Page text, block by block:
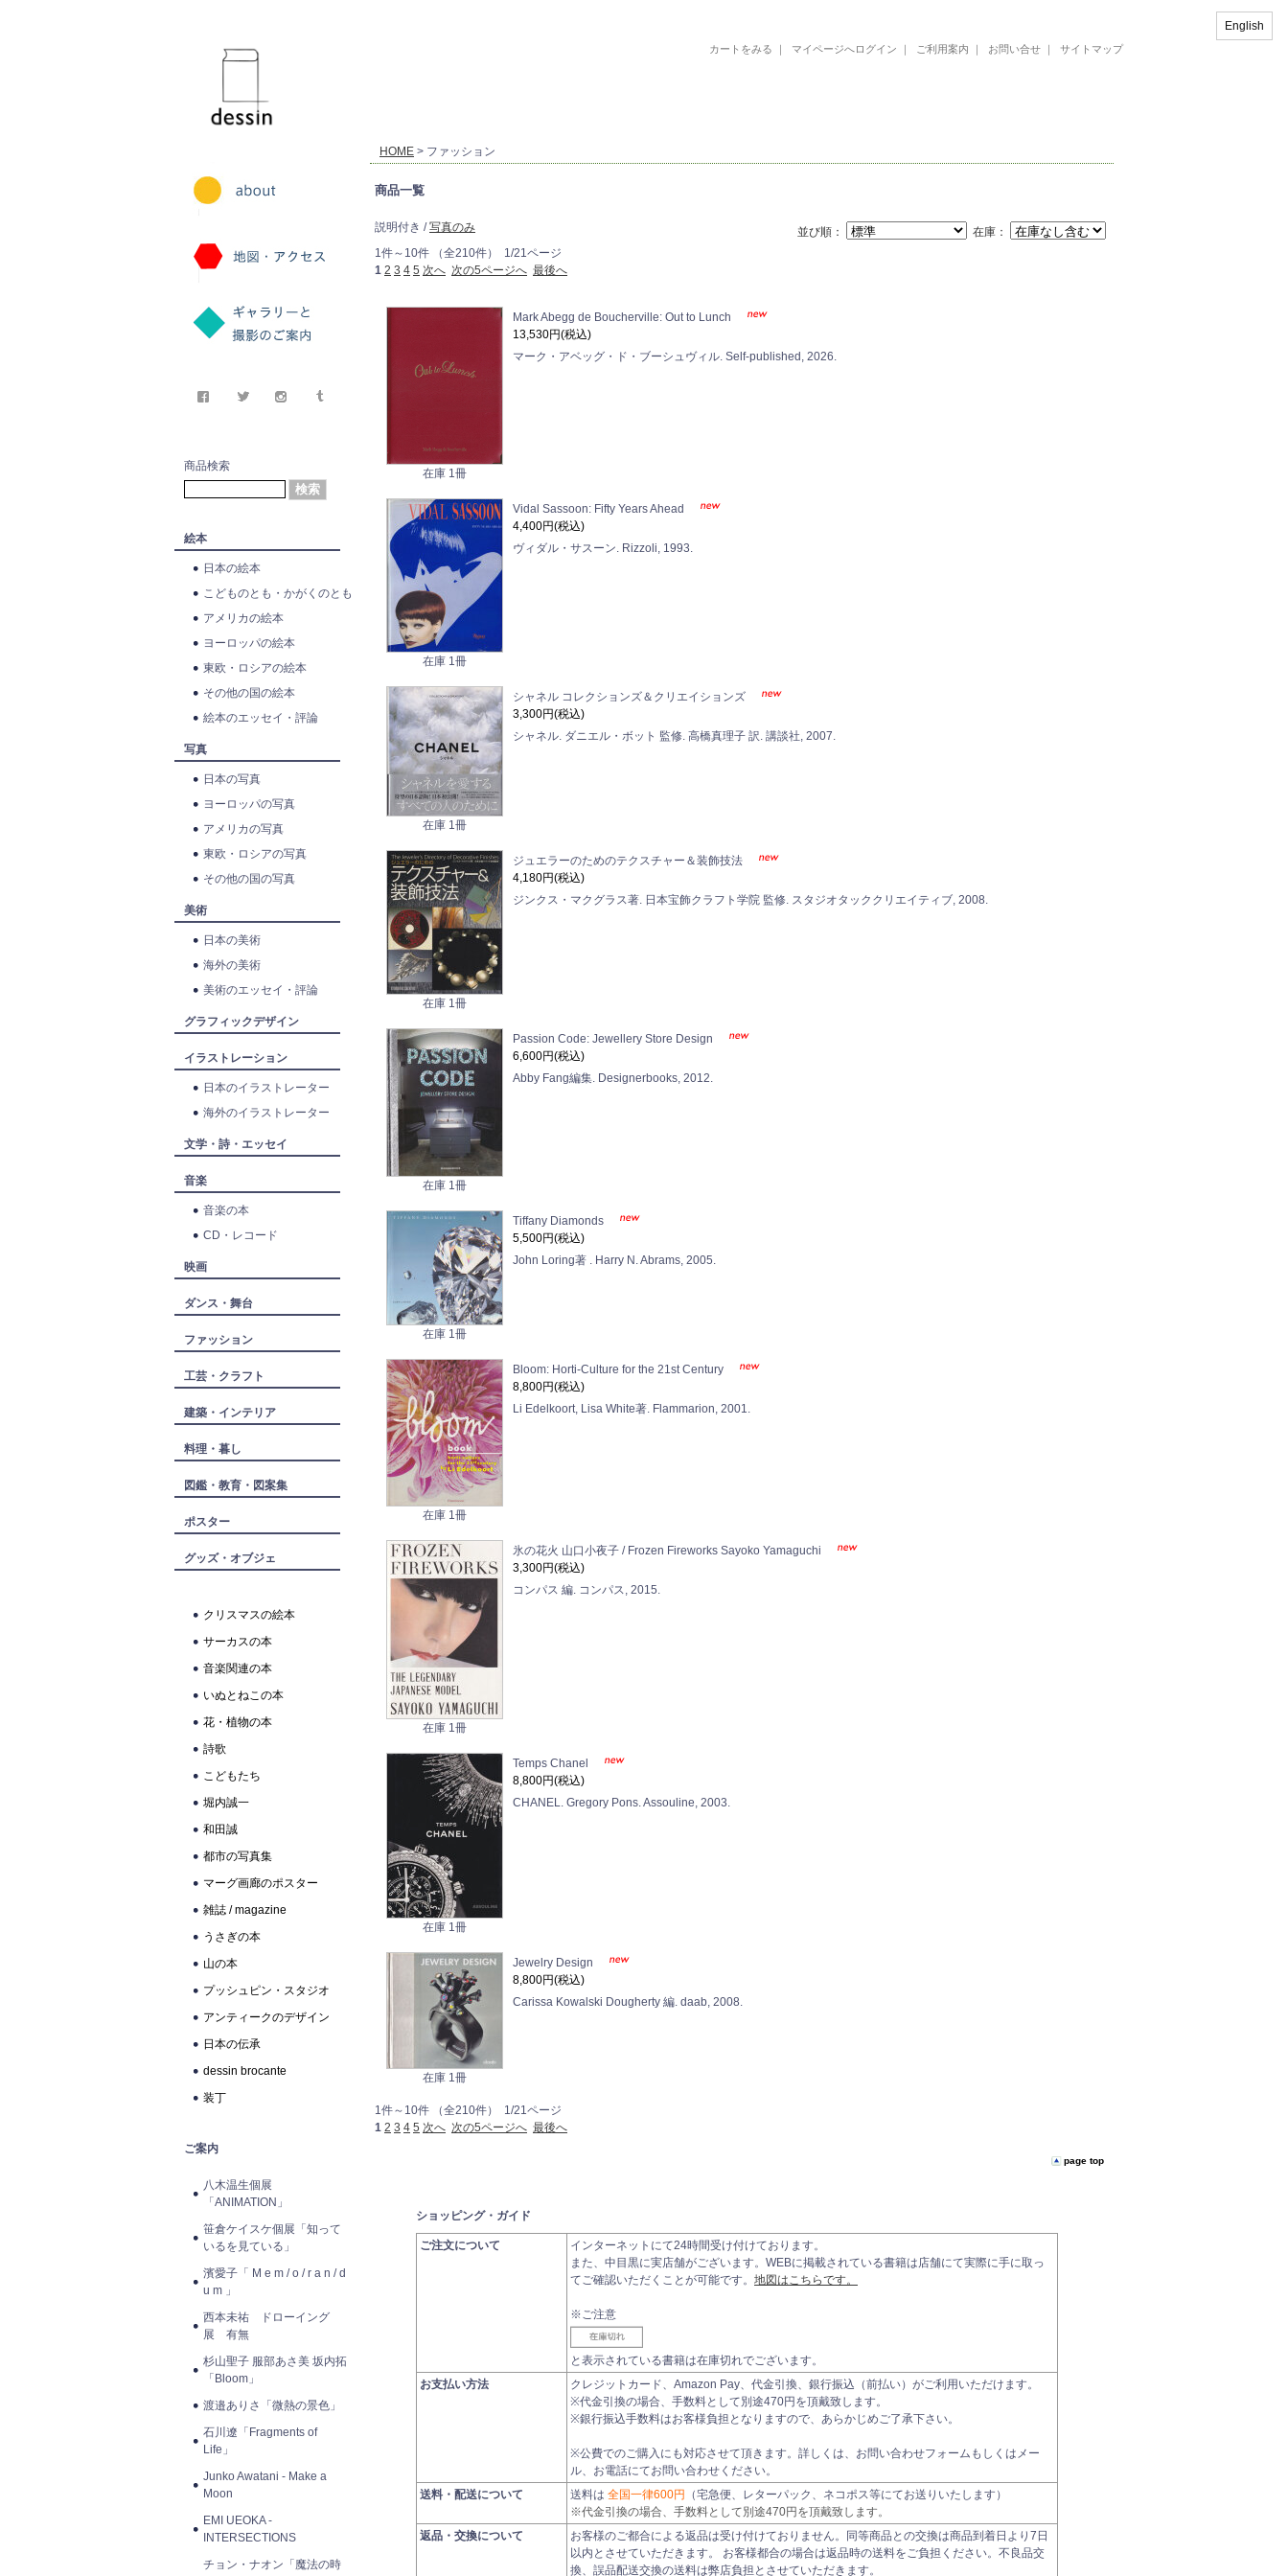
カートをみる ｜ マイページへログイン ｜ ご利用案内 ｜ お問い合せ ｜ サイトマップ
商品検索
絵本
日本の絵本
こどものとも・かがくのとも
アメリカの絵本
ヨーロッパの絵本
東欧・ロシアの絵本
その他の国の絵本
絵本のエッセイ・評論
写真
日本の写真
ヨーロッパの写真
アメリカの写真
東欧・ロシアの写真
その他の国の写真
美術
日本の美術
海外の美術
美術のエッセイ・評論
グラフィックデザイン
イラストレーション
日本のイラストレーター
海外のイラストレーター
文学・詩・エッセイ
音楽
音楽の本
CD・レコード
映画
ダンス・舞台
ファッション
工芸・クラフト
建築・インテリア
料理・暮し
図鑑・教育・図案集
ポスター
グッズ・オブジェ
クリスマスの絵本
サーカスの本
音楽関連の本
いぬとねこの本
花・植物の本
詩歌
こどもたち
堀内誠一
和田誠
都市の写真集
マーグ画廊のポスター
雑誌 / magazine
うさぎの本
山の本
プッシュピン・スタジオ
アンティークのデザイン
日本の伝承
dessin brocante
装丁
ご案内
八木温生個展
「ANIMATION」
笹倉ケイスケ個展「知って
いるを見ている」
濱愛子「 M e m / o / r a n / d
u m 」
西本未祐 ドローイング
展 有無
杉山聖子 服部あさ美 坂内拓
「Bloom」
渡邉ありさ「微熱の景色」
石川遼「Fragments of
Life」
Junko Awatani - Make a
Moon
EMI UEOKA -
INTERSECTIONS
チョン・ナオン「魔法の時
HOME > ファッション
商品一覧
在庫：
並び順：
説明付き /写真のみ
1件～10件 （全210件） 1/21ページ
1 2 3 4 5 次へ 次の5ページへ 最後へ
在庫 1冊
Mark Abegg de Boucherville: Out to Lunch
13,530円(税込)
マーク・アベッグ・ド・ブーシュヴィル. Self-published, 2026.
在庫 1冊
Vidal Sassoon: Fifty Years Ahead
4,400円(税込)
ヴィダル・サスーン. Rizzoli, 1993.
在庫 1冊
シャネル コレクションズ＆クリエイションズ
3,300円(税込)
シャネル. ダニエル・ボット 監修. 高橋真理子 訳. 講談社, 2007.
在庫 1冊
ジュエラーのためのテクスチャー＆装飾技法
4,180円(税込)
ジンクス・マクグラス著. 日本宝飾クラフト学院 監修. スタジオタッククリエイティブ, 2008.
在庫 1冊
Passion Code: Jewellery Store Design
6,600円(税込)
Abby Fang編集. Designerbooks, 2012.
在庫 1冊
Tiffany Diamonds
5,500円(税込)
John Loring著 . Harry N. Abrams, 2005.
在庫 1冊
Bloom: Horti-Culture for the 21st Century
8,800円(税込)
Li Edelkoort, Lisa White著. Flammarion, 2001.
在庫 1冊
氷の花火 山口小夜子 / Frozen Fireworks Sayoko Yamaguchi
3,300円(税込)
コンパス 編. コンパス, 2015.
在庫 1冊
Temps Chanel
8,800円(税込)
CHANEL. Gregory Pons. Assouline, 2003.
在庫 1冊
Jewelry Design
8,800円(税込)
Carissa Kowalski Dougherty 編. daab, 2008.
1件～10件 （全210件） 1/21ページ
1 2 3 4 5 次へ 次の5ページへ 最後へ
page top
ショッピング・ガイド
ご注文について
インターネットにて24時間受け付けております。
また、中目黒に実店舗がございます。WEBに掲載されている書籍は店舗にて実際に手に取っ
てご確認いただくことが可能です。 地図はこちらです。
※ご注意
と表示されている書籍は在庫切れでございます。
お支払い方法
クレジットカード、Amazon Pay、代金引換、銀行振込（前払い）がご利用いただけます。
※代金引換の場合、手数料として別途470円を頂戴致します。
※銀行振込手数料はお客様負担となりますので、あらかじめご了承下さい。
※公費でのご購入にも対応させて頂きます。詳しくは、お問い合わせフォームもしくはメー
ル、お電話にてお問い合わせください。
送料・配送について
送料は 全国一律600円
（宅急便、レターパック、ネコポス等にてお送りいたします）
※代金引換の場合、手数料として別途470円を頂戴致します。
返品・交換について
お客様のご都合による返品は受け付けておりません。同等商品との交換は商品到着日より7日
以内とさせていただきます。 お客様都合の場合は返品時の送料をご負担ください。不良品交
換、誤品配送交換の送料は弊店負担とさせていただきます。
English